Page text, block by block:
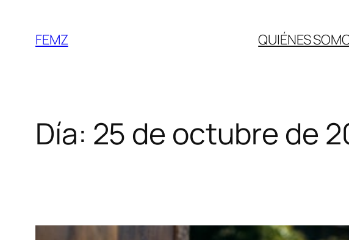
FEMZ QUIÉNES
Día: 25 de octubre de